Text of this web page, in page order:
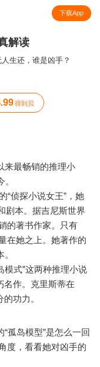
下载App
解读
生还，谁是凶手？
得到贝
来最畅销的推理小
“侦探小说女王”，她
剧本。据吉尼斯世界
的著书作家。只有
在她之上。她著作的
模式”这两种推理小说
名作。克里斯蒂在
孤岛模型”是怎么一回
度，看看她对凶手的